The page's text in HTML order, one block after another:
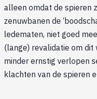
alleen omdat de spieren
zenuwbanen de
ledematen, niet goed
(lange) revalidatie om dit
minder ernstig verlopen
klachten van de spieren